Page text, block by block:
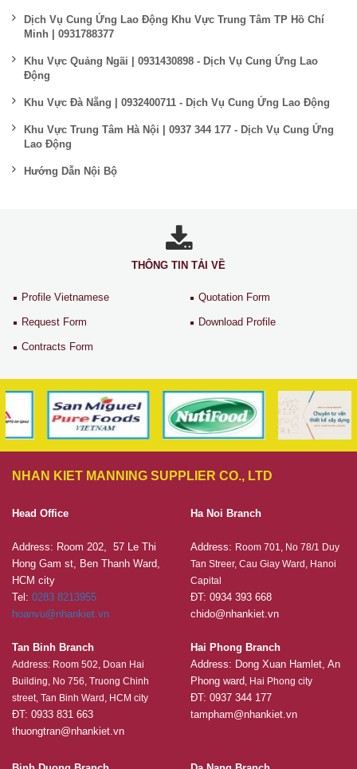
Dịch Vụ Cung Ứng Lao Động Khu Vực Trung Tâm TP Hồ Chí
Minh | 0931788377
Khu Vực Quảng Ngãi | 0931430898 - Dịch Vụ Cung Ứng Lao
Động
Khu Vực Đà Nẵng | 0932400711 - Dịch Vụ Cung Ứng Lao Động
Khu Vực Trung Tâm Hà Nội | 0937 344 177 - Dịch Vụ Cung Ứng
Lao Động
Hướng Dẫn Nội Bộ
THÔNG TIN TẢI VỀ
Profile Vietnamese Quotation Form
Request Form Download Profile
Contracts Form
NHAN KIET MANNING SUPPLIER CO., LTD
Head Office
Address: Room 202, 57 Le Thi
Hong Gam st, Ben Thanh Ward,
HCM city
Tel: 0283 8213955
hoanvu@nhankiet.vn
Tan Binh Branch
Address: Room 502, Doan Hai
Building, No 756, Truong Chinh
street, Tan Binh Ward, HCM city
ĐT: 0933 831 663
thuongtran@nhankiet.vn
Ha Noi Branch
Address: Room 701, No 78/1 Duy
Tan Streer, Cau Giay Ward, Hanoi
Capital
ĐT: 0934 393 668
chido@nhankiet.vn
Hai Phong Branch
Address: Dong Xuan Hamlet, An
Phong ward , Hai Phong city
ĐT: 0937 344 177
tampham@nhankiet.vn